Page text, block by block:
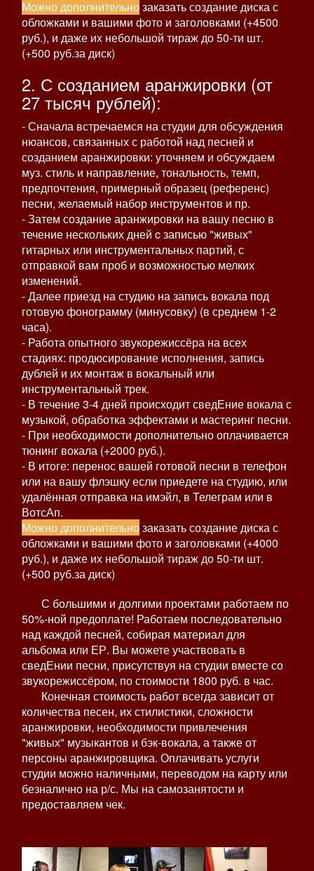
Можно дополнительнозаказать создание диска с
обложками и вашими фото и заголовками (+4500
руб.), и даже их небольшой тираж до 50-ти шт.
(+500 руб.за диск)
2. С созданием аранжировки (от
27 тысяч рублей):
- Сначала встречаемся на студии для обсуждения
нюансов, связанных с работой над песней и
созданием аранжировки: уточняем и обсуждаем
муз. стиль и направление, тональность, темп,
предпочтения, примерный образец (референс)
песни, желаемый набор инструментов и пр.
- Затем создание аранжировки на вашу песню в
течение нескольких дней c записью "живых"
гитарных или инструментальных партий, с
отправкой вам проб и возможностью мелких
изменений.
- Далее приезд на студию на запись вокала под
готовую фонограмму (минусовку) (в среднем 1-2
часа).
- Работа опытного звукорежиссёра на всех
стадиях: продюсирование исполнения, запись
дублей и их монтаж в вокальный или
инструментальный трек.
- В течение 3-4 дней происходит сведЕние вокала с
музыкой, обработка эффектами и мастеринг песни.
- При необходимости дополнительно оплачивается
тюнинг вокала (+2000 руб.).
- В итоге: перенос вашей готовой песни в телефон
или на вашу флэшку если приедете на студию, или
удалённая отправка на имэйл, в Телеграм или в
ВотсАп.
Можно дополнительнозаказать создание диска с
обложками и вашими фото и заголовками (+4000
руб.), и даже их небольшой тираж до 50-ти шт.
(+500 руб.за диск)
С большими и долгими проектами работаем по
50%-ной предоплате! Работаем последовательно
над каждой песней, собирая материал для
альбома или ЕР. Вы можете участвовать в
сведЕнии песни, присутствуя на студии вместе со
звукорежиссёром, по стоимости 1800 руб. в час.
Конечная стоимость работ всегда зависит от
количества песен, их стилистики, сложности
аранжировки, необходимости привлечения
"живых" музыкантов и бэк-вокала, а также от
персоны аранжировщика. Оплачивать услуги
студии можно наличными, переводом на карту или
безналично на р/с. Мы на самозанятости и
предоставляем чек.